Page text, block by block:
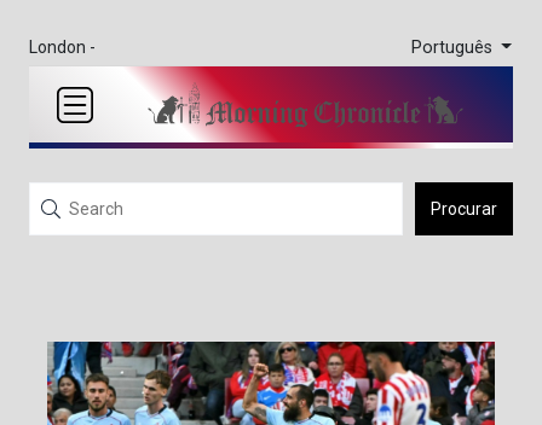
London - Português
Procurar